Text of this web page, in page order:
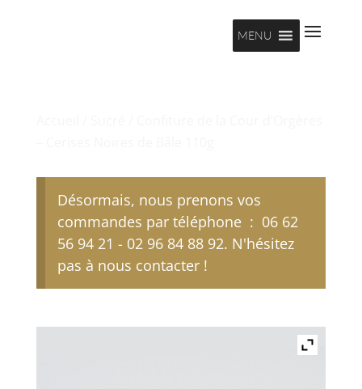
MENU
Désormais, nous prenons vos
commandes par téléphone : 06 62
56 94 21 - 02 96 84 88 92. N'hésitez
pas à nous contacter !